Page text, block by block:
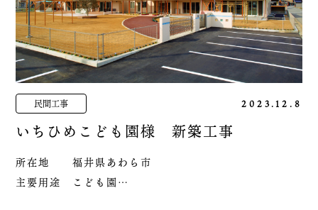
民間工事 2023.12.8
いちひめこども園様 新築工事
所在地 福井県あわら市
主要用途 こども園